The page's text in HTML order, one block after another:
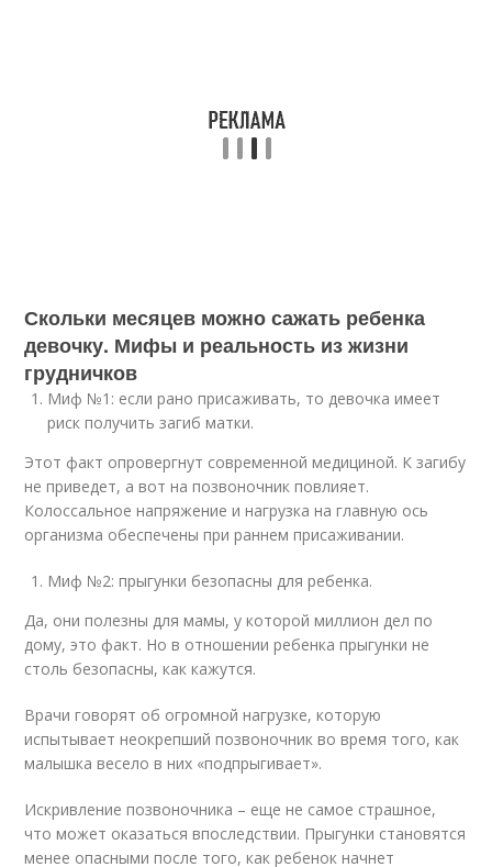
Скольки месяцев можно сажать ребенка
девочку. Мифы и реальность из жизни
грудничков
Миф №1: если рано присаживать, то девочка имеет
риск получить загиб матки.
Этот факт опровергнут современной медициной. К загибу
не приведет, а вот на позвоночник повлияет.
Колоссальное напряжение и нагрузка на главную ось
организма обеспечены при раннем присаживании.
Миф №2: прыгунки безопасны для ребенка.
Да, они полезны для мамы, у которой миллион дел по
дому, это факт. Но в отношении ребенка прыгунки не
столь безопасны, как кажутся.
Врачи говорят об огромной нагрузке, которую
испытывает неокрепший позвоночник во время того, как
малышка весело в них «подпрыгивает».
Искривление позвоночника – еще не самое страшное,
что может оказаться впоследствии. Прыгунки становятся
менее опасными после того, как ребенок начнет